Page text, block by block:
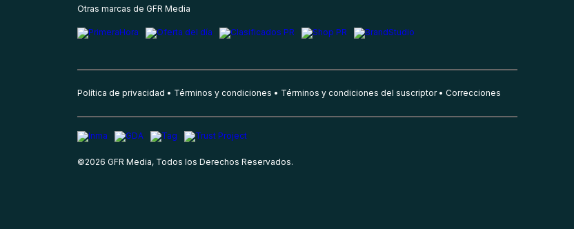
Otras marcas de GFR Media
Política de privacidad Términos y condiciones Términos y condiciones del suscriptor Correcciones
©2026 GFR Media, Todos los Derechos Reservados.